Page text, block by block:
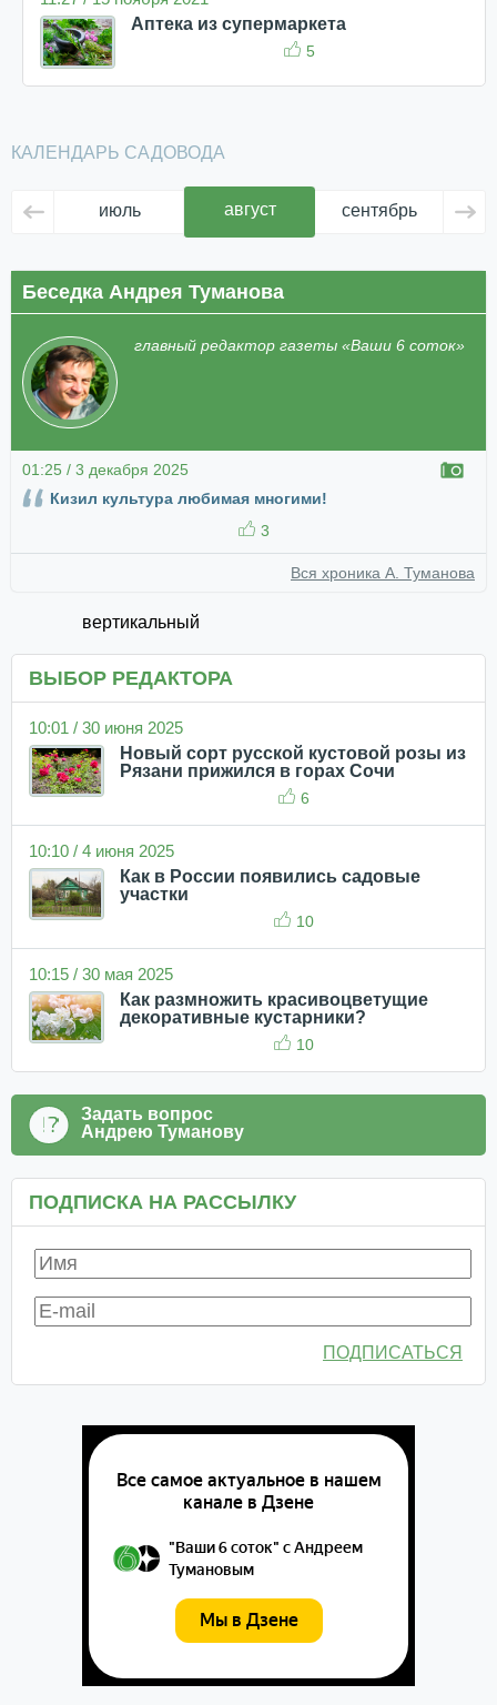
Аптека из супермаркета
5
КАЛЕНДАРЬ САДОВОДА
июль август сентябрь
Беседка Андрея Туманова
главный редактор газеты «Ваши 6 соток»
01:25 / 3 декабря 2025
Кизил культура любимая многими!
3
Вся хроника А. Туманова
вертикальный
ВЫБОР РЕДАКТОРА
10:01 / 30 июня 2025
Новый сорт русской кустовой розы из
Рязани прижился в горах Сочи
6
10:10 / 4 июня 2025
Как в России появились садовые
участки
10
10:15 / 30 мая 2025
Как размножить красивоцветущие
декоративные кустарники?
10
Задать вопрос
Андрею Туманову
ПОДПИСКА НА РАССЫЛКУ
ПОДПИСАТЬСЯ